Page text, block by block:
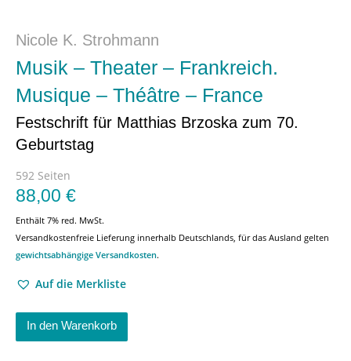
Nicole K. Strohmann
Musik – Theater – Frankreich.
Musique – Théâtre – France
Festschrift für Matthias Brzoska zum 70.
Geburtstag
592 Seiten
88,00 €
Enthält 7% red. MwSt.
Versandkostenfreie Lieferung innerhalb Deutschlands, für das Ausland gelten
gewichtsabhängige Versandkosten.
Auf die Merkliste
In den Warenkorb